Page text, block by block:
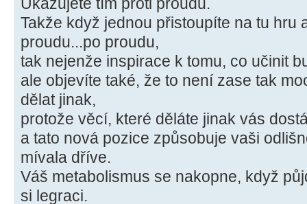
Takže když jednou přistoupíte na tu hru
proudu...po proudu,
tak nejenže inspirace k tomu, co učinit
ale objevíte také, že to není zase tak
dělat jinak,
protože věcí, které děláte jinak vás
a tato nová pozice způsobuje vaši
mívala dříve.
Váš metabolismus se nakopne, když
si legraci.